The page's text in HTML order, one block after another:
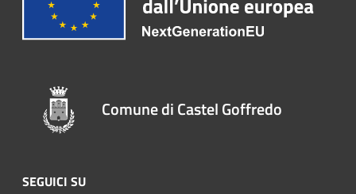
Comune di Castel Goffredo
SEGUICI SU